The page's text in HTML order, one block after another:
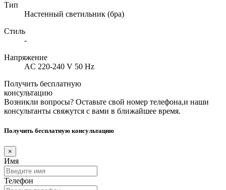
Тип
Настенный светильник (бра)
Стиль
-
Напряжение
AC 220-240 V 50 Hz
Получить бесплатную
консультацию
Возникли вопросы? Оставьте свой номер телефона,и наши
консультанты свяжутся с вами в ближайшее время.
Получить бесплатную консультацию
×
Имя
Телефон